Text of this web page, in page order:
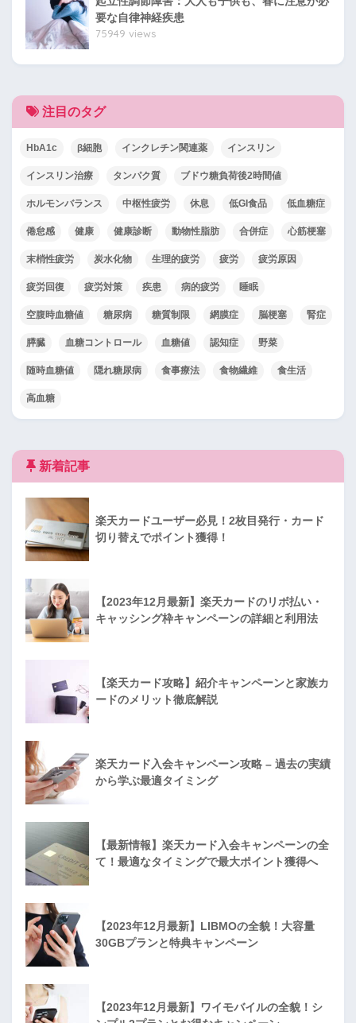
要な自律神経疾患
75949 views
注目のタグ
HbA1c β細胞 インクレチン関連薬 インスリン
インスリン治療 タンパク質 ブドウ糖負荷後2時間値
ホルモンバランス 中枢性疲労 休息 低GI食品 低血糖症
倦怠感 健康 健康診断 動物性脂肪 合併症 心筋梗塞
末梢性疲労 炭水化物 生理的疲労 疲労 疲労原因
疲労回復 疲労対策 疾患 病的疲労 睡眠
空腹時血糖値 糖尿病 糖質制限 網膜症 脳梗塞 腎症
膵臓 血糖コントロール 血糖値 認知症 野菜
随時血糖値 隠れ糖尿病 食事療法 食物繊維 食生活
高血糖
新着記事
楽天カードユーザー必見！2枚目発行・カード
切り替えでポイント獲得！
【2023年12月最新】楽天カードのリボ払い・
キャッシング枠キャンペーンの詳細と利用法
【楽天カード攻略】紹介キャンペーンと家族カ
ードのメリット徹底解説
楽天カード入会キャンペーン攻略 – 過去の実績
から学ぶ最適タイミング
【最新情報】楽天カード入会キャンペーンの全
て！最適なタイミングで最大ポイント獲得へ
【2023年12月最新】LIBMOの全貌！大容量
30GBプランと特典キャンペーン
【2023年12月最新】ワイモバイルの全貌！シ